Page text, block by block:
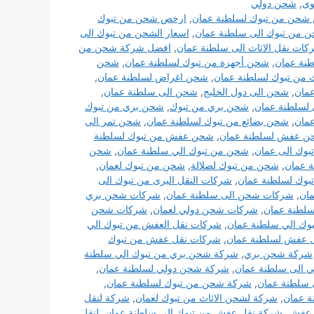
, شحن دولي
من تبوك لسلطنة عمان, ارخص شحن من تبوك
من تبوك الى سلطنة عمان, اسعار الشحن من تبوك الى
نقل الاثاث الى سلطنة عمان, افضل شركة شحن من
عمان, شحن أجهزة من تبوك لسلطنة عمان, شحن
من تبوك لسلطنة عمان, شحن اغراض لسلطنة عمان,
, شحن الى دول الخليج, شحن الى سلطنة عمان,
عمان, شحن بري من تبوك, شحن بري من تبوك
, شحن بضائع من تبوك لسلطنة عمان, شحن تمر الى
عفش لسلطنة عمان, شحن عفش من تبوك لسلطنة
الى عمان, شحن من تبوك الي سلطنة عمان, شحن
عمان, شحن من تبوك لصلالة, شحن من تبوك لعمان,
لسلطنة عمان, شركات النقل البرى من تبوك الى
, شركات شحن الى سلطنة عمان, شركات شحن بري
عمان, شركات شحن دولي لعمان, شركات شحن
الي سلطنة عمان, شركات نقل العفش من تبوك الي
عفش لسلطنة عمان, شركات نقل عفش من تبوك
شركة شحن بري, شركة شحن بري من تبوك الي سلطنة
الى سلطنة عمان, شركة شحن دولي لسلطنة عمان,
عمان, شركة شحن من تبوك لسلطنة عمان,
عمان, شركة لشحن الاثاث من تبوك لعمان, شركة لنقل